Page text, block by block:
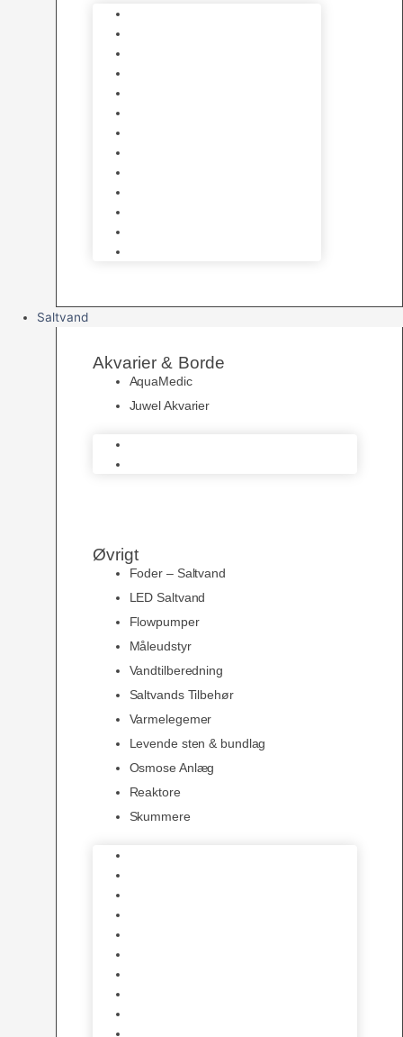
Saltvand
Akvarier & Borde
AquaMedic
Juwel Akvarier
Øvrigt
Foder – Saltvand
LED Saltvand
Flowpumper
Måleudstyr
Vandtilberedning
Saltvands Tilbehør
Varmelegemer
Levende sten & bundlag
Osmose Anlæg
Reaktore
Skummere